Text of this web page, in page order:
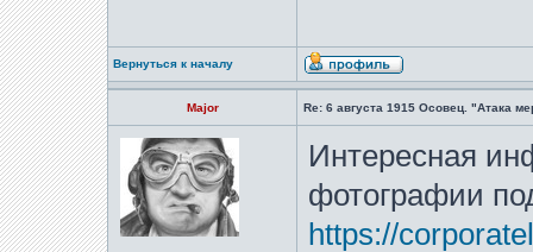
Вернуться к началу
Major Re: 6 августа 1915 Осовец. "Атака
Интересная
фотографии
https://